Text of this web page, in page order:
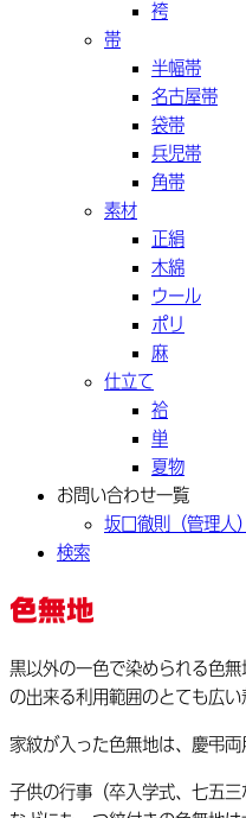
袴
帯
半幅帯
名古屋帯
袋帯
兵児帯
角帯
素材
正絹
木綿
ウール
ポリ
麻
仕立て
袷
単
夏物
お問い合わせ一覧
坂口徹則（管理人）
検索
色無地
黒以外の一色で染められる色
の出来る利用範囲のとても広い
家紋が入った色無地は、慶弔両
子供の行事（卒入学式、七五